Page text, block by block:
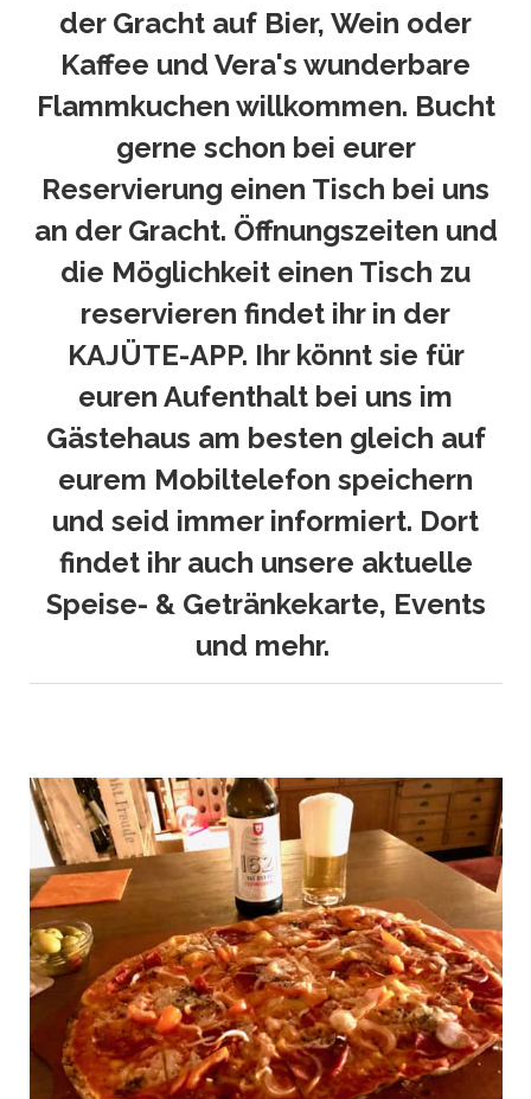
der Gracht auf Bier, Wein oder
Kaffee und Vera's wunderbare
Flammkuchen willkommen. Bucht
gerne schon bei eurer
Reservierung einen Tisch bei uns
an der Gracht. Öffnungszeiten und
die Möglichkeit einen Tisch zu
reservieren findet ihr in der
KAJÜTE-APP. Ihr könnt sie für
euren Aufenthalt bei uns im
Gästehaus am besten gleich auf
eurem Mobiltelefon speichern
und seid immer informiert. Dort
findet ihr auch unsere aktuelle
Speise- & Getränkekarte, Events
und mehr.